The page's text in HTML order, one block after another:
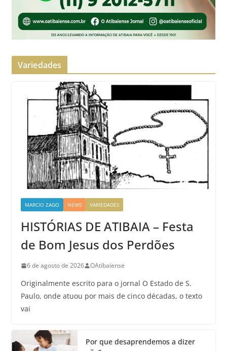
Variedades
MARCIO ZAGO NEWS VARIEDADES
HISTÓRIAS DE ATIBAIA – Festa
de Bom Jesus dos Perdões
6 de agosto de 2026 OAtibaiense
Originalmente escrito para o jornal O Estado de S.
Paulo, onde atuou por mais de cinco décadas, o texto
vai
Por que desaprendemos a dizer